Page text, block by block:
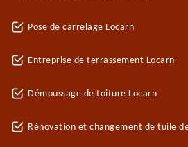
Pose de carrelage Locarn
Entreprise de terrassement Locarn
Démoussage de toiture Locarn
Rénovation et changement de tuile